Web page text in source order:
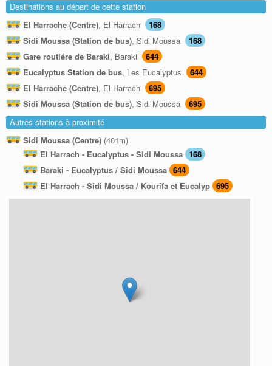
Destinations au départ de cette station
El Harrache (Centre), El Harrach
168
Sidi Moussa (Station de bus), Sidi Moussa
168
Gare routiére de Baraki, Baraki
644
Eucalyptus Station de bus, Les Eucalyptus
644
El Harrache (Centre), El Harrach
695
Sidi Moussa (Station de bus), Sidi Moussa
695
Autres stations à proximité
Sidi Moussa (Centre) (401m)
El Harrach - Eucalyptus - Sidi Moussa 168
Baraki - Eucalyptus / Sidi Moussa 644
El Harrach - Sidi Moussa / Kourifa et Eucalyp 695